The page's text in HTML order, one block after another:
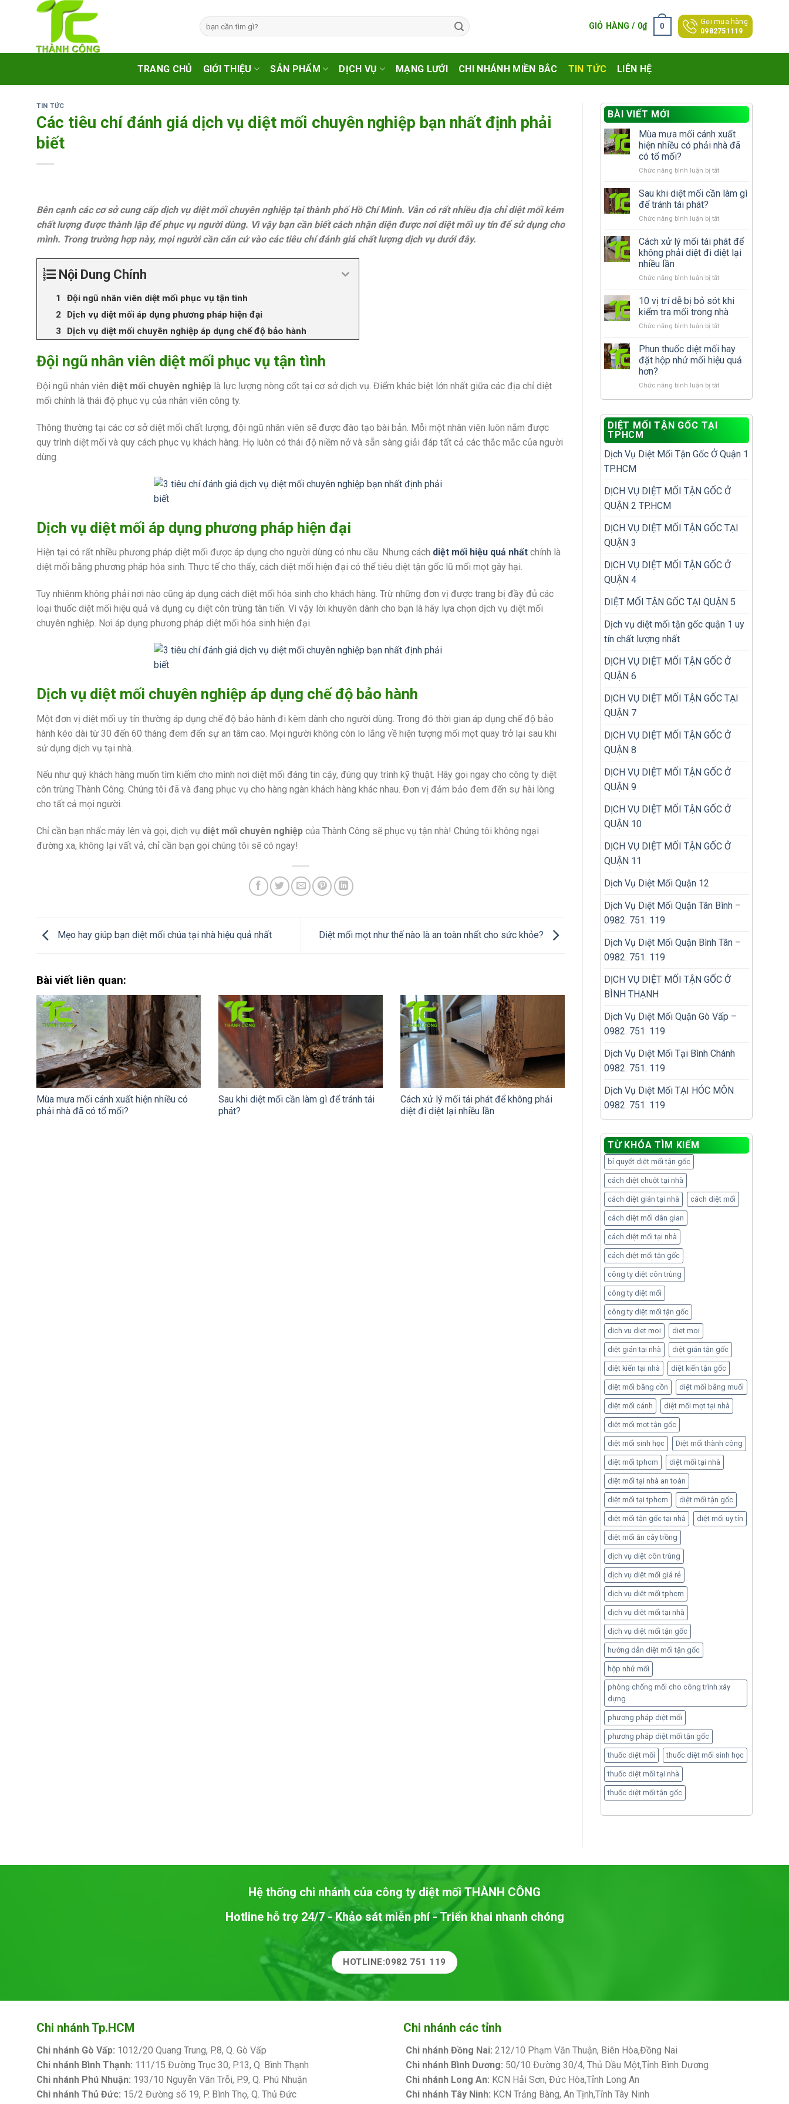
Tìm
kiếm:
GIỎ HÀNG / 0₫ 0
Gọi mua hàng
0982751119
TRANG CHỦ GIỚI THIỆU SẢN PHẨM DỊCH VỤ MẠNG LƯỚI CHI NHÁNH MIỀN BẮC TIN TỨC LIÊN HỆ
TIN TỨC
Các tiêu chí đánh giá dịch vụ diệt mối chuyên nghiệp bạn nhất định phải
biết
Bên cạnh các cơ sở cung cấp dịch vụ diệt mối chuyên nghiệp tại thành phố Hồ Chí Minh. Vẫn có rất nhiều địa chỉ diệt mối kém
chất lượng được thành lập để phục vụ người dùng. Vì vậy bạn cần biết cách nhận diện được nơi diệt mối uy tín để sử dụng cho
mình. Trong trường hợp này, mọi người cần căn cứ vào các tiêu chí đánh giá chất lượng dịch vụ dưới đây.
Nội Dung Chính
Đội ngũ nhân viên diệt mối phục vụ tận tình
Dịch vụ diệt mối áp dụng phương pháp hiện đại
Dịch vụ diệt mối chuyên nghiệp áp dụng chế độ bảo hành
Đội ngũ nhân viên diệt mối phục vụ tận tình
Đội ngũ nhân viên diệt mối chuyên nghiệp là lực lượng nòng cốt tại cơ sở dịch vụ. Điểm khác biệt lớn nhất giữa các địa chỉ diệt
mối chính là thái độ phục vụ của nhân viên công ty.
Thông thường tại các cơ sở diệt mối chất lượng, đội ngũ nhân viên sẽ được đào tạo bài bản. Mỗi một nhân viên luôn nắm được
quy trình diệt mối và quy cách phục vụ khách hàng. Họ luôn có thái độ niềm nở và sẵn sàng giải đáp tất cả các thắc mắc của người
dùng.
Dịch vụ diệt mối áp dụng phương pháp hiện đại
Hiện tại có rất nhiều phương pháp diệt mối được áp dụng cho người dùng có nhu cầu. Nhưng cách diệt mối hiệu quả nhất chính là
diệt mối bằng phương pháp hóa sinh. Thực tế cho thấy, cách diệt mối hiện đại có thể tiêu diệt tận gốc lũ mối mọt gây hại.
Tuy nhiênm không phải nơi nào cũng áp dụng cách diệt mối hóa sinh cho khách hàng. Trừ những đơn vị được trang bị đầy đủ các
loại thuốc diệt mối hiệu quả và dụng cụ diệt côn trùng tân tiến. Vì vậy lời khuyên dành cho bạn là hãy lựa chọn dịch vụ diệt mối
chuyên nghiệp. Nơi áp dụng phương pháp diệt mối hóa sinh hiện đại.
Dịch vụ diệt mối chuyên nghiệp áp dụng chế độ bảo hành
Một đơn vị diệt mối uy tín thường áp dụng chế độ bảo hành đi kèm dành cho người dùng. Trong đó thời gian áp dụng chế độ bảo
hành kéo dài từ 30 đến 60 tháng đem đến sự an tâm cao. Mọi người không còn lo lắng về hiện tượng mối mọt quay trở lại sau khi
sử dụng dịch vụ tại nhà.
Nếu như quý khách hàng muốn tìm kiếm cho mình nơi diệt mối đáng tin cậy, đúng quy trình kỹ thuật. Hãy gọi ngay cho công ty diệt
côn trùng Thành Công. Chúng tôi đã và đang phục vụ cho hàng ngàn khách hàng khác nhau. Đơn vị đảm bảo đem đến sự hài lòng
cho tất cả mọi người.
Chỉ cần bạn nhấc máy lên và gọi, dịch vụ diệt mối chuyên nghiệp của Thành Công sẽ phục vụ tận nhà! Chúng tôi không ngại
đường xa, không lại vất vả, chỉ cần bạn gọi chúng tôi sẽ có ngay!
Mẹo hay giúp bạn diệt mối chúa tại nhà hiệu quả nhất Diệt mối mọt như thế nào là an toàn nhất cho sức khỏe?
Bài viết liên quan:
Mùa mưa mối cánh xuất hiện nhiều có
phải nhà đã có tổ mối?
Sau khi diệt mối cần làm gì để tránh tái
phát?
Cách xử lý mối tái phát để không phải
diệt đi diệt lại nhiều lần
BÀI VIẾT MỚI
Mùa mưa mối cánh xuất
hiện nhiều có phải nhà đã
có tổ mối?
Chức năng bình luận bị tắtở
mưa
xuất
nhiều
có
phải
đã
tổ
mối?
Sau khi diệt mối cần làm gì
để tránh tái phát?
Chức năng bình luận bị tắtở
khi
diệt
mối
làm
để
tránh
tái
phát?
Cách xử lý mối tái phát để
không phải diệt đi diệt lại
nhiều lần
Chức năng bình luận bị tắtở
xử
lý
mối
tái
để
không
phải
đi
nhiều
10 vị trí dễ bị bỏ sót khi
kiểm tra mối trong nhà
Chức năng bình luận bị tắtở
vị
trí
dễ
bỏ
kiểm
trong
nhà
Phun thuốc diệt mối hay
đặt hộp nhử mối hiệu quả
hơn?
Chức năng bình luận bị tắtở
diệt
đặt
hộp
hiệu
quả
DIỆT MỐI TẬN GỐC TẠI
TPHCM
Dịch Vụ Diệt Mối Tận Gốc Ở Quận 1
TP.HCM
DỊCH VỤ DIỆT MỐI TẬN GỐC Ở
QUẬN 2 TP.HCM
DỊCH VỤ DIỆT MỐI TẬN GỐC TẠI
QUẬN 3
DỊCH VỤ DIỆT MỐI TẬN GỐC Ở
QUẬN 4
DIỆT MỐI TẬN GỐC TẠI QUẬN 5
Dịch vụ diệt mối tận gốc quận 1 uy
tín chất lượng nhất
DỊCH VỤ DIỆT MỐI TẬN GỐC Ở
QUẬN 6
DỊCH VỤ DIỆT MỐI TẬN GỐC TẠI
QUẬN 7
DỊCH VỤ DIỆT MỐI TẬN GỐC Ở
QUẬN 8
DỊCH VỤ DIỆT MỐI TẬN GỐC Ở
QUẬN 9
DỊCH VỤ DIỆT MỐI TẬN GỐC Ở
QUẬN 10
DỊCH VỤ DIỆT MỐI TẬN GỐC Ở
QUẬN 11
Dịch Vụ Diệt Mối Quận 12
Dịch Vụ Diệt Mối Quận Tân Bình –
0982. 751. 119
Dịch Vụ Diệt Mối Quận Bình Tân –
0982. 751. 119
DỊCH VỤ DIỆT MỐI TẬN GỐC Ở
BÌNH THẠNH
Dịch Vụ Diệt Mối Quận Gò Vấp –
0982. 751. 119
Dịch Vụ Diệt Mối Tại Bình Chánh
0982. 751. 119
Dịch Vụ Diệt Mối TẠI HÓC MÔN
0982. 751. 119
TỪ KHÓA TÌM KIẾM
bí quyết diệt mối tận gốc
cách diệt chuột tại nhà
cách diệt gián tại nhà cách diệt mối
cách diệt mối dân gian
cách diệt mối tại nhà
cách diệt mối tận gốc
công ty diệt côn trùng
công ty diệt mối
công ty diệt mối tận gốc
dich vu diet moi diet moi
diệt gián tại nhà diệt gián tận gốc
diệt kiến tại nhà diệt kiến tận gốc
diệt mối bằng cồn diệt mối bằng muối
diệt mối cánh diệt mối mọt tại nhà
diệt mối mọt tận gốc
diệt mối sinh học Diệt mối thành công
diệt mối tphcm diệt mối tại nhà
diệt mối tại nhà an toàn
diệt mối tại tphcm diệt mối tận gốc
diệt mối tận gốc tại nhà diệt mối uy tín
diệt mối ăn cây trồng
dịch vụ diệt côn trùng
dịch vụ diệt mối giá rẻ
dịch vụ diệt mối tphcm
dịch vụ diệt mối tại nhà
dịch vụ diệt mối tận gốc
hướng dẫn diệt mối tận gốc
hộp nhử mối
phòng chống mối cho công trình xây
dựng
phương pháp diệt mối
phương pháp diệt mối tận gốc
thuốc diệt mối thuốc diệt mối sinh học
thuốc diệt mối tại nhà
thuốc diệt mối tận gốc
Hệ thống chi nhánh của công ty diệt mốiTHÀNH CÔNG
Hotline hỗ trợ 24/7 - Khảo sát miễn phí - Triển khai nhanh chóng
HOTLINE:0982 751 119
Chi nhánh Tp.HCM
Chi nhánh Gò Vấp: 1012/20 Quang Trung, P.8, Q. Gò Vấp
Chi nhánh Bình Thạnh: 111/15 Đường Trục 30, P.13, Q. Bình Thạnh
Chi nhánh Phú Nhuận: 193/10 Nguyễn Văn Trỗi, P.9, Q. Phú Nhuận
Chi nhánh Thủ Đức: 15/2 Đường số 19, P. Bình Thọ, Q. Thủ Đức
Chi nhánh các tỉnh
Chi nhánh Đồng Nai: 212/10 Phạm Văn Thuận, Biên Hòa,Đồng Nai
Chi nhánh Bình Dương: 50/10 Đường 30/4, Thủ Dầu Một,Tỉnh Bình Dương
Chi nhánh Long An: KCN Hải Sơn, Đức Hòa,Tỉnh Long An
Chi nhánh Tây Ninh: KCN Trảng Bàng, An Tịnh,Tỉnh Tây Ninh